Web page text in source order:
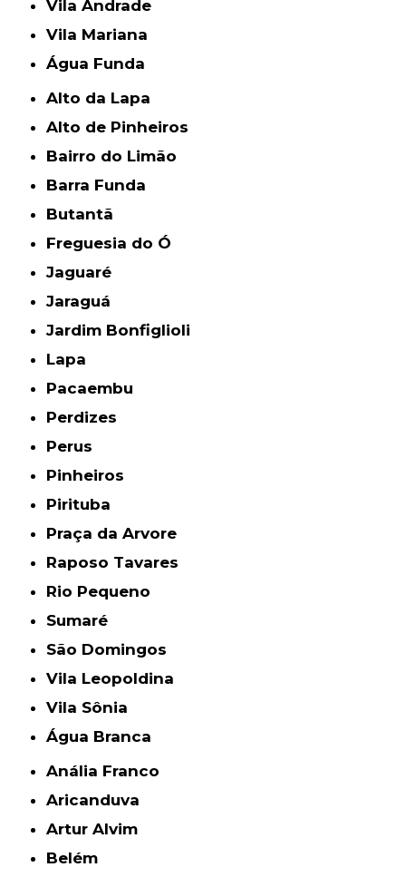
Vila Andrade
Vila Mariana
Água Funda
Alto da Lapa
Alto de Pinheiros
Bairro do Limão
Barra Funda
Butantã
Freguesia do Ó
Jaguaré
Jaraguá
Jardim Bonfiglioli
Lapa
Pacaembu
Perdizes
Perus
Pinheiros
Pirituba
Praça da Arvore
Raposo Tavares
Rio Pequeno
Sumaré
São Domingos
Vila Leopoldina
Vila Sônia
Água Branca
Anália Franco
Aricanduva
Artur Alvim
Belém